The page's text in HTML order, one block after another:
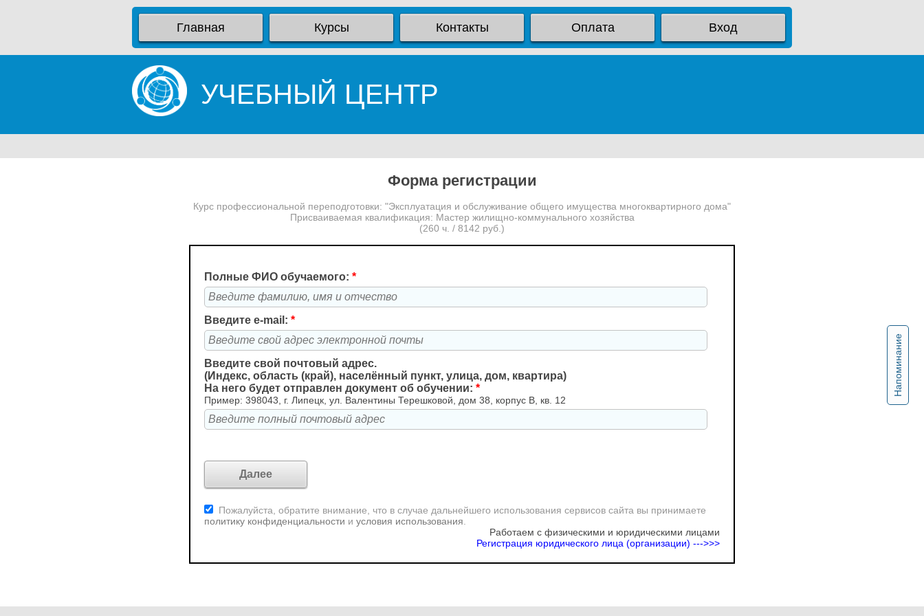
Главная Курсы Контакты Оплата Вход
УЧЕБНЫЙ ЦЕНТР
Напоминание
Форма регистрации
Курс профессиональной переподготовки: "Эксплуатация и обслуживание общего имущества многоквартирного дома"
Присваиваемая квалификация: Мастер жилищно-коммунального хозяйства
(260 ч. / 8142 руб.)
Полные ФИО обучаемого: *
Введите e-mail: *
Введите свой почтовый адрес.
(Индекс, область (край), населённый пункт, улица, дом, квартира)
На него будет отправлен документ об обучении: *
Пример: 398043, г. Липецк, ул. Валентины Терешковой, дом 38, корпус В, кв. 12
Пожалуйста, обратите внимание, что в случае дальнейшего использования сервисов сайта вы принимаете
политику конфиденциальности и условия использования
Работаем с физическими и юридическими лицами
Регистрация юридического лица (организации) --->>>